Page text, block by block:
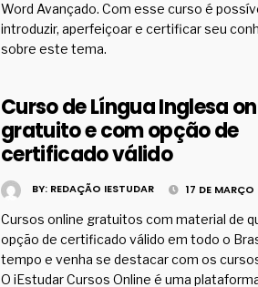
Word Avançado. Com esse curso é
introduzir, aperfeiçoar e certificar seu
sobre este tema.
Curso de Língua Inglesa
gratuito e com opção de
certificado válido
BY: REDAÇÃO IESTUDAR 17 DE
Cursos online gratuitos com material de
opção de certificado válido em todo o
tempo e venha se destacar com os
O iEstudar Cursos Online é uma